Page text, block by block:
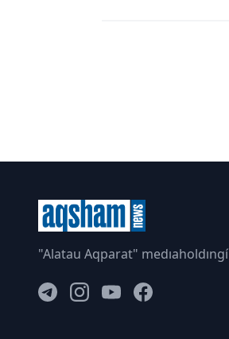
"Alatau Aqparat" medıaholdıngí